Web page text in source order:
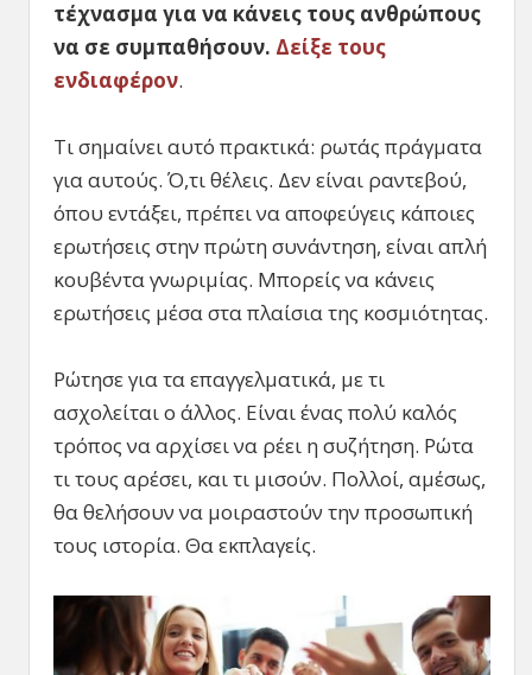
τέχνασμα για να κάνεις τους ανθρώπους
να σε συμπαθήσουν. Δείξε τους
ενδιαφέρον.
Τι σημαίνει αυτό πρακτικά: ρωτάς πράγματα
για αυτούς. Ό,τι θέλεις. Δεν είναι ραντεβού,
όπου εντάξει, πρέπει να αποφεύγεις κάποιες
ερωτήσεις στην πρώτη συνάντηση, είναι απλή
κουβέντα γνωριμίας. Μπορείς να κάνεις
ερωτήσεις μέσα στα πλαίσια της κοσμιότητας.
Ρώτησε για τα επαγγελματικά, με τι
ασχολείται ο άλλος. Είναι ένας πολύ καλός
τρόπος να αρχίσει να ρέει η συζήτηση. Ρώτα
τι τους αρέσει, και τι μισούν. Πολλοί, αμέσως,
θα θελήσουν να μοιραστούν την προσωπική
τους ιστορία. Θα εκπλαγείς.